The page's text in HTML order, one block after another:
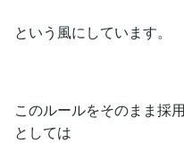
という風にしています。
このルールをそのまま採
としては